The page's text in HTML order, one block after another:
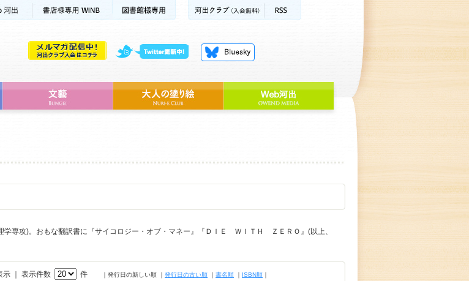
学専攻)。おもな翻訳書に『サイコロジー・オブ・マネー』『ＤＩＥ ＷＩＴＨ ＺＥＲＯ』(以上、
示 ｜ 表示件数 件 ｜発行日の新しい順 ｜ 発行日の古い順 ｜ 書名順 ｜ ISBN順 ｜